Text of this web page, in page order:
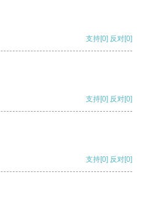
支持[0] 反对[0]
支持[0] 反对[0]
支持[0] 反对[0]